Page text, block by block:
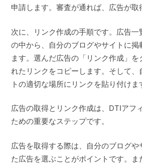
申請します。審査が通れば、広告が取
次に、リンク作成の手順です。広告
の中から、自分のブログやサイトに
ます。選んだ広告の「リンク作成」を
れたリンクをコピーします。そして、
トの適切な場所にリンクを貼り付けま
広告の取得とリンク作成は、DTIアフ
ための重要なステップです。
広告を取得する際は、自分のブログや
た広告を選ぶことがポイントです。